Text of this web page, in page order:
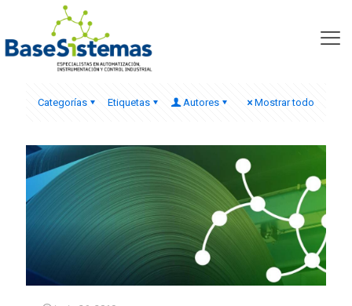
limpieza de mirillas
Categorías Etiquetas Autores Mostrar todo